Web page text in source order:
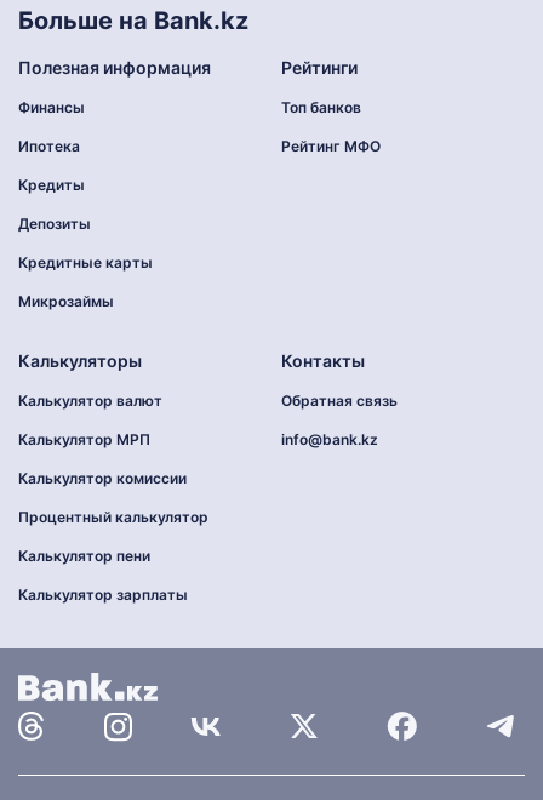
Больше на Bank.kz
Полезная информация
Финансы
Ипотека
Кредиты
Депозиты
Кредитные карты
Микрозаймы
Рейтинги
Топ банков
Рейтинг МФО
Калькуляторы
Калькулятор валют
Калькулятор МРП
Калькулятор комиссии
Процентный калькулятор
Калькулятор пени
Калькулятор зарплаты
Контакты
Обратная связь
info@bank.kz